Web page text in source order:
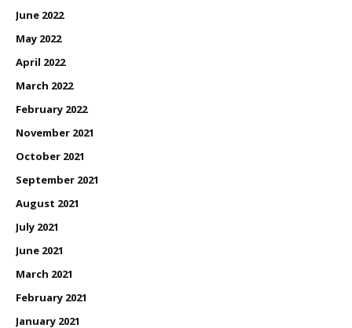
June 2022
May 2022
April 2022
March 2022
February 2022
November 2021
October 2021
September 2021
August 2021
July 2021
June 2021
March 2021
February 2021
January 2021